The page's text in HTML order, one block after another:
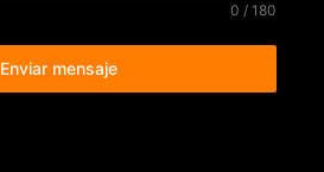
0 / 180
Enviar mensaje